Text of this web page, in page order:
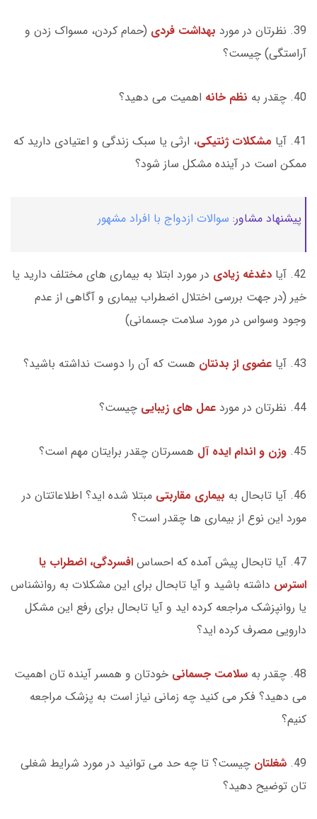
39. نظرتان در مورد بهداشت فردی (حمام کردن، مسواک زدن و
آراستگی) چیست؟
40. چقدر به نظم خانه اهمیت می دهید؟
41. آیا مشکلات ژنتیکی، ارثی یا سبک زندگی و اعتیادی دارید که
ممکن است در آینده مشکل ساز شود؟
پیشنهاد مشاور: سوالات ازدواج با افراد مشهور
42. آیا دغدغه زیادی در مورد ابتلا به بیماری های مختلف دارید یا
خیر (در جهت بررسی اختلال اضطراب بیماری و آگاهی از عدم
وجود وسواس در مورد سلامت جسمانی)
43. آیا عضوی از بدنتان هست که آن را دوست نداشته باشید؟
44. نظرتان در مورد عمل های زیبایی چیست؟
45. وزن و اندام ایده آل همسرتان چقدر برایتان مهم است؟
46. آیا تابحال به بیماری مقاربتی مبتلا شده اید؟ اطلاعاتتان در
مورد این نوع از بیماری ها چقدر است؟
47. آیا تابحال پیش آمده که احساس
افسردگی، اضطراب یا
استرس داشته باشید و آیا تابحال برای این مشکلات به روانشناس
یا روانپزشک مراجعه کرده اید و آیا تابحال برای رفع این مشکل
دارویی مصرف کرده اید؟
48. چقدر به سلامت جسمانی خودتان و همسر آینده تان اهمیت
می دهید؟ فکر می کنید چه زمانی نیاز است به پزشک مراجعه
کنیم؟
49. شغلتان چیست؟ تا چه حد می توانید در مورد شرایط شغلی
تان توضیح دهید؟